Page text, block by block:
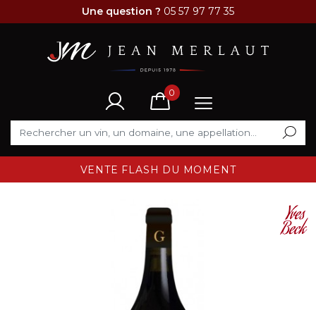
Une question ? 05 57 97 77 35
0
VENTE FLASH DU MOMENT